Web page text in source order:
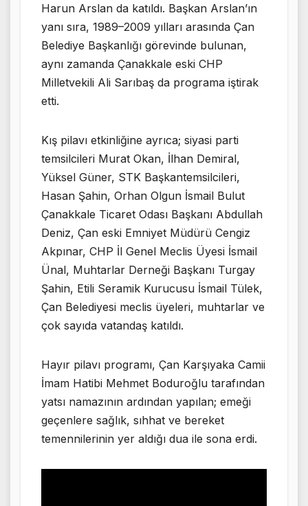
Harun Arslan da katıldı. Başkan Arslan’ın
yanı sıra, 1989–2009 yılları arasında Çan
Belediye Başkanlığı görevinde bulunan,
aynı zamanda Çanakkale eski CHP
Milletvekili Ali Sarıbaş da programa iştirak
etti.
Kış pilavı etkinliğine ayrıca; siyasi parti
temsilcileri Murat Okan, İlhan Demiral,
Yüksel Güner, STK Başkantemsilcileri,
Hasan Şahin, Orhan Olgun İsmail Bulut
Çanakkale Ticaret Odası Başkanı Abdullah
Deniz, Çan eski Emniyet Müdürü Cengiz
Akpınar, CHP İl Genel Meclis Üyesi İsmail
Ünal, Muhtarlar Derneği Başkanı Turgay
Şahin, Etili Seramik Kurucusu İsmail Tülek,
Çan Belediyesi meclis üyeleri, muhtarlar ve
çok sayıda vatandaş katıldı.
Hayır pilavı programı, Çan Karşıyaka Camii
İmam Hatibi Mehmet Boduroğlu tarafından
yatsı namazının ardından yapılan; emeği
geçenlere sağlık, sıhhat ve bereket
temennilerinin yer aldığı dua ile sona erdi.